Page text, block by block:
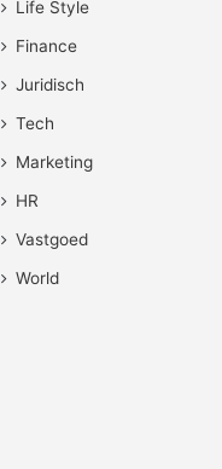
Life Style
Finance
Juridisch
Tech
Marketing
HR
Vastgoed
World